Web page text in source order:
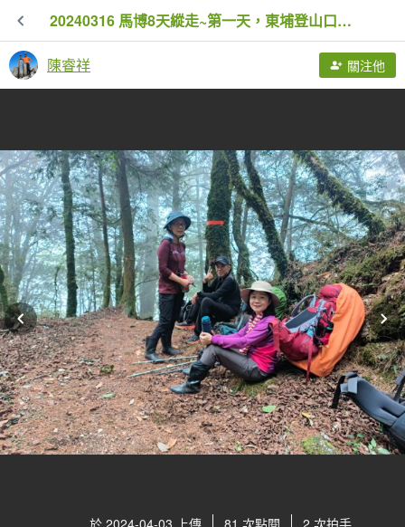
20240316 馬博8天縱走~第一天，東埔登山口到觀高工作站
陳睿祥 關注他
於 2024-04-03 上傳 81 次點閱 2 次拍手